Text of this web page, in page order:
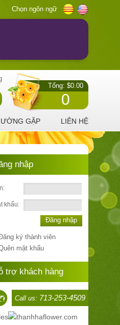
Chọn ngôn ngữ
Tổng: $0.00
0
GẶP LIÊN HỆ
nhập
khẩu:
Đăng nhập
ký thành viên
mật khẩu
trợ khách hàng
Call us: 713-253-4509
thanhhaflower.com